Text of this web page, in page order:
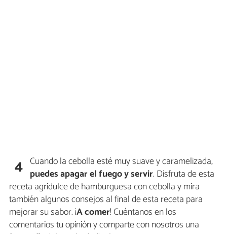
4 Cuando la cebolla esté muy suave y caramelizada,
puedes apagar el fuego y servir. Disfruta de esta
receta agridulce de hamburguesa con cebolla y mira
también algunos consejos al final de esta receta para
mejorar su sabor. ¡A comer! Cuéntanos en los
comentarios tu opinión y comparte con nosotros una